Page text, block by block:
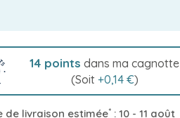
14 points dans ma cagnotte
(Soit +0,14 €)
de livraison estimée*: 10 - 11 août